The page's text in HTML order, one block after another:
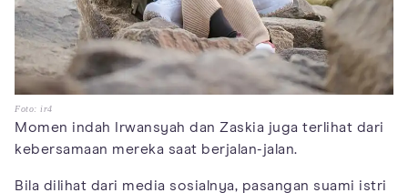
Foto: ir4
Momen indah Irwansyah dan Zaskia juga terlihat dari
kebersamaan mereka saat berjalan-jalan.
Bila dilihat dari media sosialnya, pasangan suami istri